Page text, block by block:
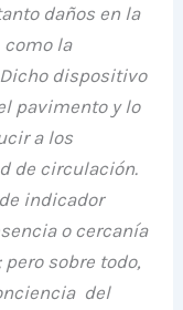
daños en la
la
dispositivo
pavimento y lo
a los
de circulación.
indicador
o cercanía
sobre todo,
del